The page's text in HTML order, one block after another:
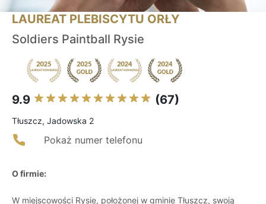
LAUREAT PLEBISCYTU ORŁY
Soldiers Paintball Rysie
9.9 (67)
Tłuszcz, Jadowska 2
Pokaż numer telefonu
O firmie:
W miejscowości Rysie, położonej w gminie Tłuszcz, swoją